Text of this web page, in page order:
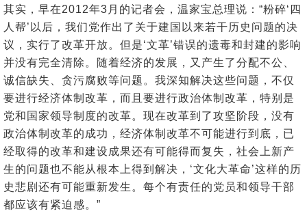
其实，早在2012年3月的记者会，温家宝总理说：“粉碎‘四
人帮’以后，我们党作出了关于建国以来若干历史问题的决
议，实行了改革开放。但是‘文革’错误的遗毒和封建的影响
并没有完全清除。随着经济的发展，又产生了分配不公、
诚信缺失、贪污腐败等问题。我深知解决这些问题，不仅
要进行经济体制改革，而且要进行政治体制改革，特别是
党和国家领导制度的改革。现在改革到了攻坚阶段，没有
政治体制改革的成功，经济体制改革不可能进行到底，已
经取得的改革和建设成果还有可能得而复失，社会上新产
生的问题也不能从根本上得到解决，‘文化大革命’这样的历
史悲剧还有可能重新发生。每个有责任的党员和领导干部
都应该有紧迫感。”